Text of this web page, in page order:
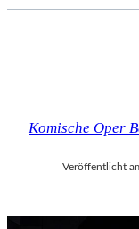
Komische Oper
Veröffentlicht